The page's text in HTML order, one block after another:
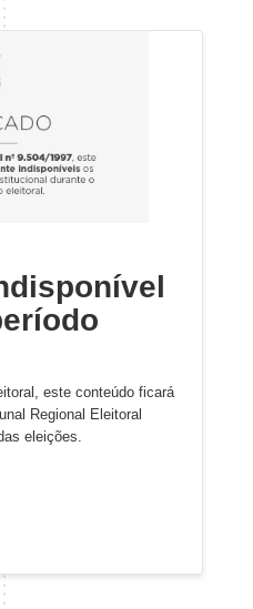
este conteúdo ficará
Regional Eleitoral
eleições.